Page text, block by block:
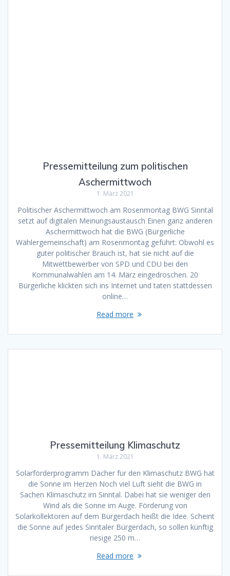
Pressemitteilung zum politischen
Aschermittwoch
1. März 2021
Politischer Aschermittwoch am Rosenmontag BWG Sinntal
setzt auf digitalen Meinungsaustausch Einen ganz anderen
Aschermittwoch hat die BWG (Bürgerliche
Wählergemeinschaft) am Rosenmontag geführt: Obwohl es
guter politischer Brauch ist, hat sie nicht auf die
Mitwettbewerber von SPD und CDU bei den
Kommunalwahlen am 14. März eingedroschen. 20
Bürgerliche klickten sich ins Internet und taten stattdessen
online…
Read more
Pressemitteilung Klimaschutz
1. März 2021
Solarförderprogramm Dächer für den Klimaschutz BWG hat
die Sonne im Herzen Noch viel Luft sieht die BWG in
Sachen Klimaschutz im Sinntal. Dabei hat sie weniger den
Wind als die Sonne im Auge. Förderung von
Solarkollektoren auf dem Bürgerdach heißt die Idee. Scheint
die Sonne auf jedes Sinntaler Bürgerdach, so sollen künftig
riesige 250 m…
Read more